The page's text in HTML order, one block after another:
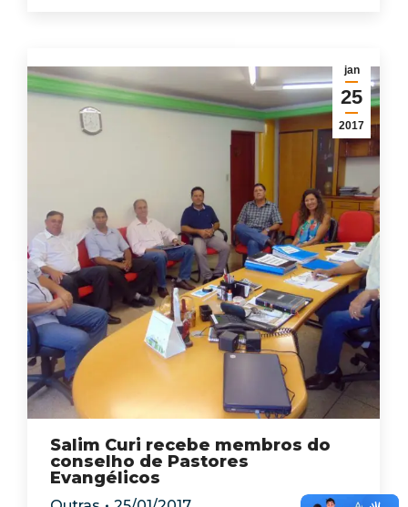
jan
25
2017
Salim Curi recebe membros do
conselho de Pastores
Evangélicos